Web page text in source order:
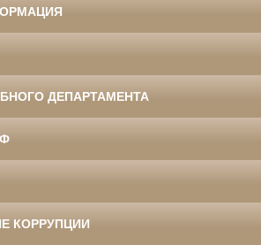
ДЕПАРТАМЕНТА
КОРРУПЦИИ